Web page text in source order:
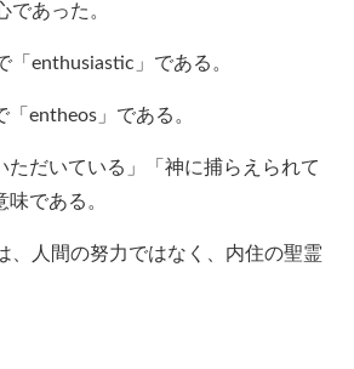
あった。
enthusiastic」である。
「entheos」である。
ただいている」「神に捕らえられて
である。
人間の努力ではなく、内住の聖霊